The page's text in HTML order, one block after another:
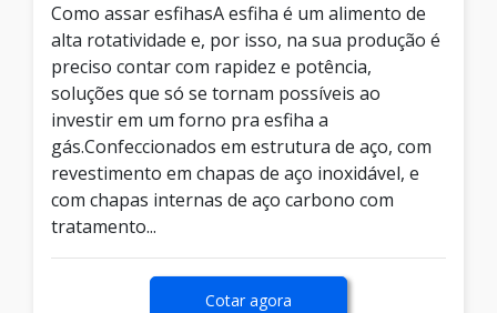
Como assar esfihasA esfiha é um alimento de
alta rotatividade e, por isso, na sua produção é
preciso contar com rapidez e potência,
soluções que só se tornam possíveis ao
investir em um forno pra esfiha a
gás.Confeccionados em estrutura de aço, com
revestimento em chapas de aço inoxidável, e
com chapas internas de aço carbono com
tratamento...
Cotar agora